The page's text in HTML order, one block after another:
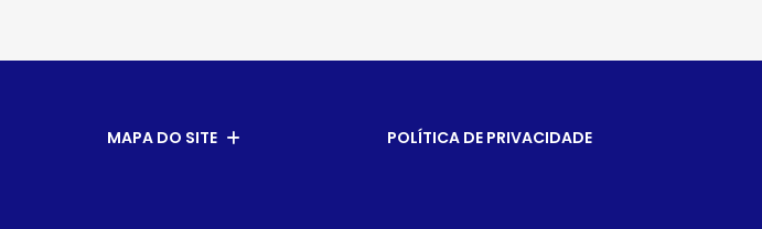
MAPA DO SITE POLÍTICA DE PRIVACIDADE